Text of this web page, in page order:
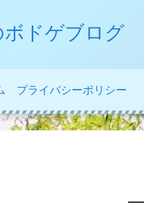
ドゲブログ
プライバシーポリシー